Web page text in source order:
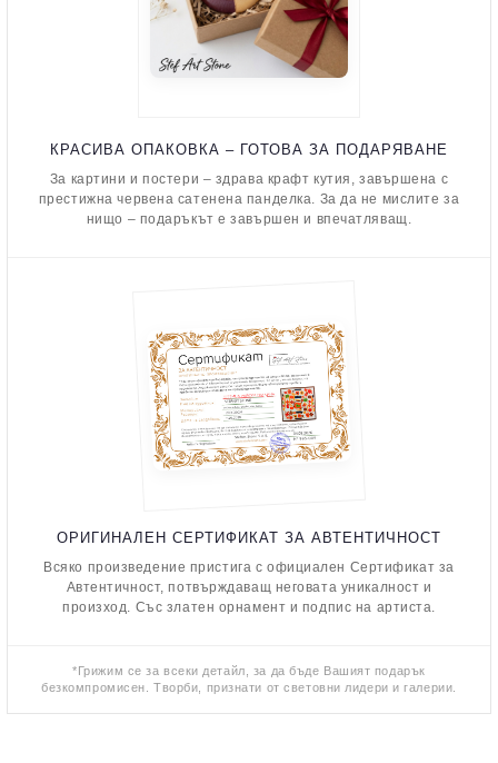
КРАСИВА ОПАКОВКА – ГОТОВА ЗА ПОДАРЯВАНЕ
За картини и постери – здрава крафт кутия, завършена с
престижна червена сатенена панделка. За да не мислите за
нищо – подаръкът е завършен и впечатляващ.
ОРИГИНАЛЕН СЕРТИФИКАТ ЗА АВТЕНТИЧНОСТ
Всяко произведение пристига с официален Сертификат за
Автентичност, потвърждаващ неговата уникалност и
произход. Със златен орнамент и подпис на артиста.
*Грижим се за всеки детайл, за да бъде Вашият подарък
безкомпромисен. Творби, признати от световни лидери и галерии.